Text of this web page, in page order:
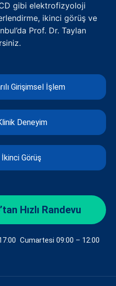
gibi elektrofizyoloji
ikinci görüş ve
Prof. Dr. Taylan
Girişimsel İşlem
Deneyim
Görüş
Hızlı Randevu
Cumartesi 09:00 – 12:00